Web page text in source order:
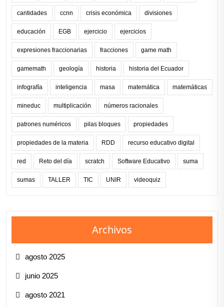
cantidades ccnn crisis económica divisiones
educación EGB ejercicio ejercicios
expresiones fraccionarias fracciones game math
gamemath geología historia historia del Ecuador
infografía inteligencia masa matemática matemáticas
mineduc multiplicación números racionales
patrones numéricos pilas bloques propiedades
propiedades de la materia RDD recurso educativo digital
red Reto del día scratch Software Educativo suma
sumas TALLER TIC UNIR videoquiz
Archivos
agosto 2025
junio 2025
agosto 2021